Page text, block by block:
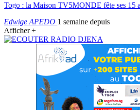
Togo : la Maison TV5MONDE fête ses 15
Edwige APEDO 1 semaine depuis
Afficher +